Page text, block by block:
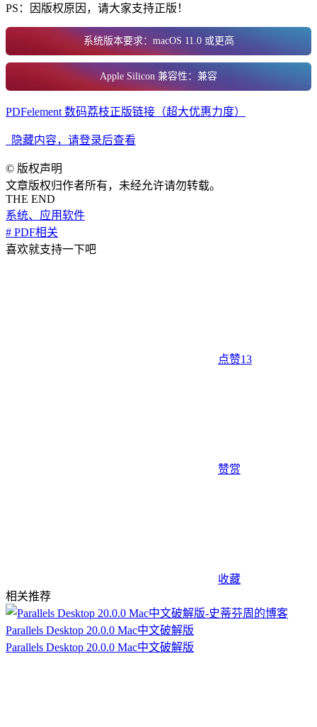
PS：因版权原因，请大家支持正版！
系统版本要求：macOS 11.0 或更高
Apple Silicon 兼容性：兼容
PDFelement 数码荔枝正版链接（超大优惠力度）
隐藏内容，请登录后查看
© 版权声明
文章版权归作者所有，未经允许请勿转载。
THE END
系统、应用软件
# PDF相关
喜欢就支持一下吧
点赞13
赞赏
收藏
相关推荐
Parallels Desktop 20.0.0 Mac中文破解版
Parallels Desktop 20.0.0 Mac中文破解版